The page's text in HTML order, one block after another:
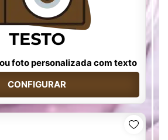
foto personalizada com texto
CONFIGURAR